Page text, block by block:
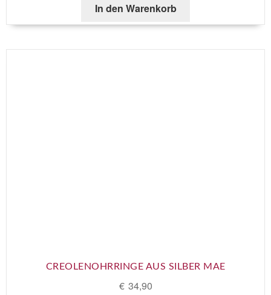
In den Warenkorb
CREOLENOHRRINGE AUS SILBER MAE
€ 34,90